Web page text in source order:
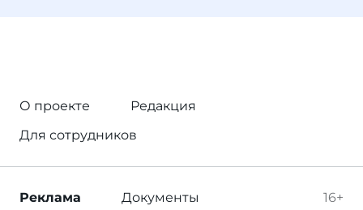
О проекте
Редакция
Для сотрудников
16+
Реклама Документы